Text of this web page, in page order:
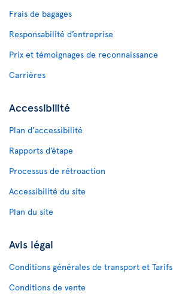
Frais de bagages
Responsabilité d’entreprise
Prix et témoignages de reconnaissance
Carrières
Accessibilité
Plan d'accessibilité
Rapports d’étape
Processus de rétroaction
Accessibilité du site
Plan du site
Avis légal
Conditions générales de transport et Tarifs
Conditions de vente